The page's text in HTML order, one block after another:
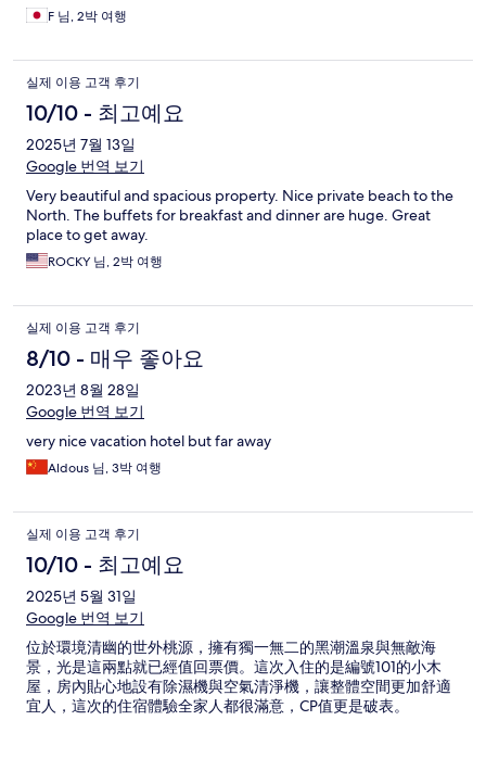
F 님, 2박 여행
실제 이용 고객 후기
10/10 - 최고예요
2025년 7월 13일
Google 번역 보기
Very beautiful and spacious property. Nice private beach to the
North. The buffets for breakfast and dinner are huge. Great
place to get away.
ROCKY 님, 2박 여행
실제 이용 고객 후기
8/10 - 매우 좋아요
2023년 8월 28일
Google 번역 보기
very nice vacation hotel but far away
Aldous 님, 3박 여행
실제 이용 고객 후기
10/10 - 최고예요
2025년 5월 31일
Google 번역 보기
位於環境清幽的世外桃源，擁有獨一無二的黑潮溫泉與無敵海
景，光是這兩點就已經值回票價。這次入住的是編號101的小木
屋，房內貼心地設有除濕機與空氣清淨機，讓整體空間更加舒適
宜人，這次的住宿體驗全家人都很滿意，CP值更是破表。